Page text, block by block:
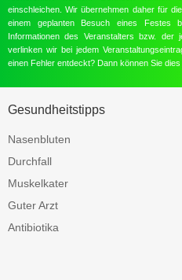
einschleichen. Wir übernehmen daher für
einem geplanten Besuch eines Festes
Informationen des Veranstalters bzw.
verlinken wir bei jedem
einen Fehler entdeckt? Dann können Sie dies
Gesundheitstipps
Nasenbluten
Durchfall
Muskelkater
Guter Arzt
Antibiotika